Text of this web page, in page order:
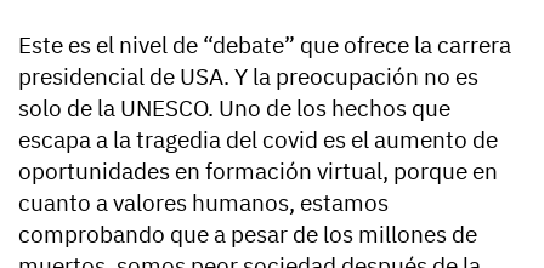
Este es el nivel de “debate” que ofrece la carrera
presidencial de USA. Y la preocupación no es
solo de la UNESCO. Uno de los hechos que
escapa a la tragedia del covid es el aumento de
oportunidades en formación virtual, porque en
cuanto a valores humanos, estamos
comprobando que a pesar de los millones de